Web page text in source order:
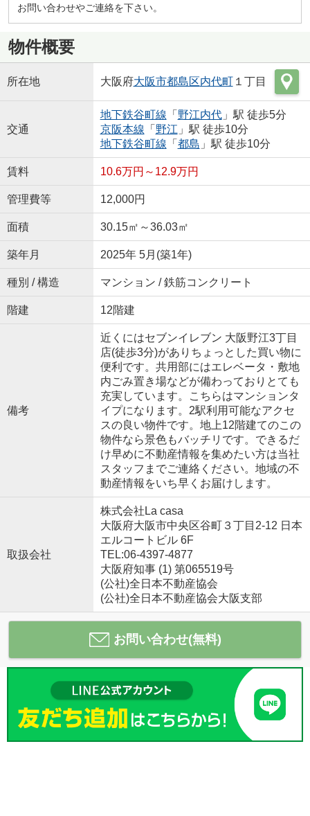
お問い合わせやご連絡を下さい。
物件概要
所在地 大阪府大阪市都島区内代町１丁目
交通
地下鉄谷町線 「 野江内代」駅 徒歩5分
京阪本線 「 野江 」駅 徒歩10分
地下鉄谷町線 「 都島 」駅 徒歩10分
賃料 10.6万円～12.9万円
管理費等 12,000円
面積 30.15㎡～36.03㎡
築年月 2025年 5月(築1年)
種別 / 構造 マンション / 鉄筋コンクリート
階建 12階建
備考
近くにはセブンイレブン 大阪野江3丁目
店(徒歩3分)がありちょっとした買い物に
便利です。共用部にはエレベータ・敷地
内ごみ置き場などが備わっておりとても
充実しています。こちらはマンションタ
イプになります。2駅利用可能なアクセ
スの良い物件です。地上12階建てのこの
物件なら景色もバッチリです。できるだ
け早めに不動産情報を集めたい方は当社
スタッフまでご連絡ください。地域の不
動産情報をいち早くお届けします。
取扱会社
株式会社La casa
大阪府大阪市中央区谷町３丁目2-12 日本
エルコートビル 6F
TEL:06-4397-4877
大阪府知事 (1) 第065519号
(公社)全日本不動産協会
(公社)全日本不動産協会大阪支部
お問い合わせ(無料)